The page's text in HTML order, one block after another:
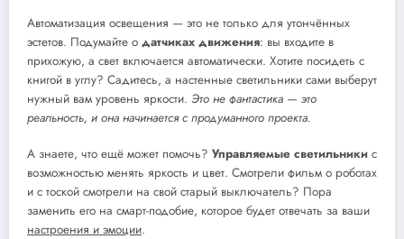
Автоматизация освещения — это не только для утончённых
эстетов. Подумайте о датчиках движения: вы входите в
прихожую, а свет включается автоматически. Хотите посидеть с
книгой в углу? Садитесь, а настенные светильники сами выберут
нужный вам уровень яркости. Это не фантастика — это
реальность, и она начинается с продуманного проекта.
А знаете, что ещё может помочь? Управляемые светильники с
возможностью менять яркость и цвет. Смотрели фильм о роботах
и с тоской смотрели на свой старый выключатель? Пора
заменить его на смарт-подобие, которое будет отвечать за ваши
настроения и эмоции.